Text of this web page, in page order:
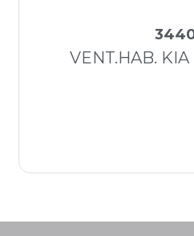
VENT.HAB. KIA